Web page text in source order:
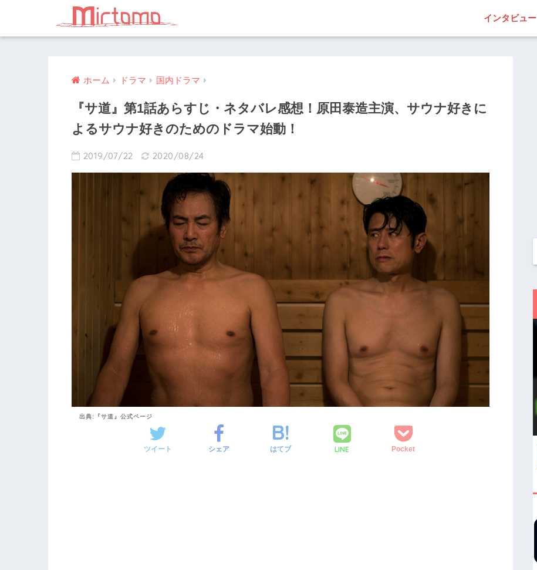
インタビュー
ホーム ドラマ 国内ドラマ
『サ道』第1話あらすじ・ネタバレ感想！原田泰造主演、サウナ好きに
よるサウナ好きのためのドラマ始動！
2019/07/22 2020/08/24
出典:『サ道』公式ページ
ツイート シェア はてブ LINE Pocket